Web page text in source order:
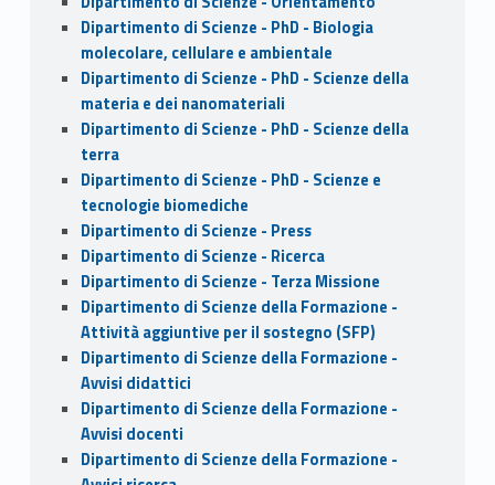
Dipartimento di Scienze - PhD - Biologia
molecolare, cellulare e ambientale
Dipartimento di Scienze - PhD - Scienze della
materia e dei nanomateriali
Dipartimento di Scienze - PhD - Scienze della
terra
Dipartimento di Scienze - PhD - Scienze e
tecnologie biomediche
Dipartimento di Scienze - Press
Dipartimento di Scienze - Ricerca
Dipartimento di Scienze - Terza Missione
Dipartimento di Scienze della Formazione -
Attività aggiuntive per il sostegno (SFP)
Dipartimento di Scienze della Formazione -
Avvisi didattici
Dipartimento di Scienze della Formazione -
Avvisi docenti
Dipartimento di Scienze della Formazione -